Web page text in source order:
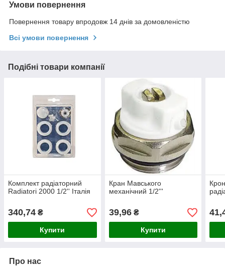
Умови повернення
Повернення товару впродовж 14 днів за домовленістю
Всі умови повернення
Подібні товари компанії
Комплект радіаторний
Radiatori 2000 1/2'' Італія
340,74 ₴
Купити
Кран Мавського
механічний 1/2'''
39,96₴
Купити
Про нас